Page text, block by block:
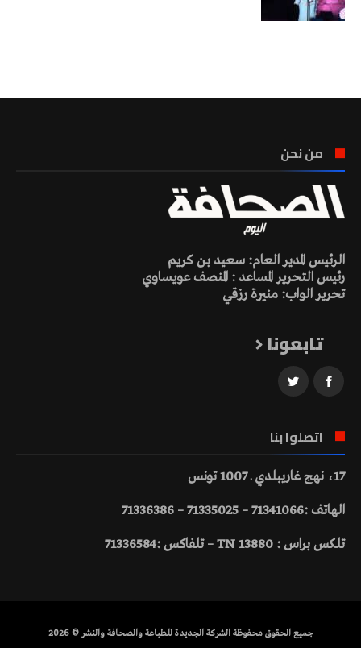
من نحن
الرئيس المدير العام: سعيد بن كريم
رئيس التحرير المساعد : المنصف عويساوي
تحرير الواب: منيرة رزقي
تابعونا
اتصلوا بنا
17، نهج غاريبلدي ـ 1007 تونس
الهاتف :71341066 – 71335025 – 71336386
تلكس براس : 13880 TN – تلفاكس :71336584
جميع الحقوق محفوظة الشركة الجديدة للطباعة والصحافة والنشر © 2026